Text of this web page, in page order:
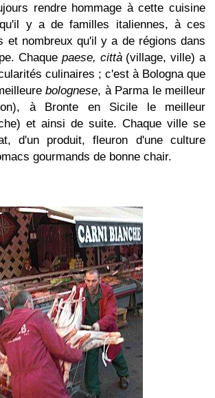
rendre hommage à cette cuisine
y a de familles italiennes, à ces
et nombreux qu'il y a de régions dans
Chaque paese, città (village, ville) a
culinaires ; c'est à Bologna que
bolognese, à Parma le meilleur
à Bronte en Sicile le meilleur
et ainsi de suite. Chaque ville se
d'un produit, fleuron d'une culture
gourmands de bonne chair.